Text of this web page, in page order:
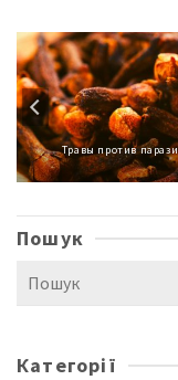
Травы против
Пошук
Search
for:
Категорії